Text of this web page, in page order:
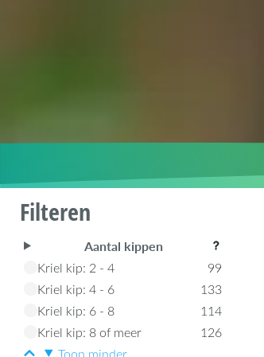
Filteren
Aantal kippen
Kriel kip: 2 - 4
99
Kriel kip: 4 - 6
133
Kriel kip: 6 - 8
114
Kriel kip: 8 of meer
126
Toon minder